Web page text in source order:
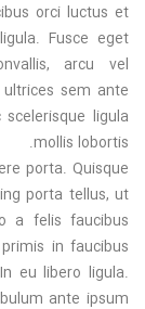
orci luctus et
Fusce eget
arcu vel
sem ante
ligula
mollis lobortis.
porta. Quisque
porta tellus, ut
a felis faucibus
in faucibus
eu libero ligula.
ante ipsum